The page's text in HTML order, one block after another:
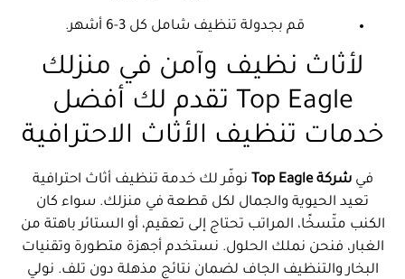
قم بجدولة تنظيف شامل كل 3-6 أشهر.
لأثاث نظيف وآمن في منزلك
Top Eagle تقدم لك أفضل
خدمات تنظيف الأثاث الاحترافية
فيشركة Top Eagle
نوفّر لك خدمة تنظيف أثاث احترافية
تعيد الحيوية والجمال لكل قطعة في منزلك. سواء كان
الكنب متّسخًا، المراتب تحتاج إلى تعقيم، أو الستائر باهتة من
الغبار، فنحن نملك الحلول. نستخدم أجهزة متطورة وتقنيات
البخار والتنظيف الجاف لضمان نتائج مذهلة دون تلف. نولي